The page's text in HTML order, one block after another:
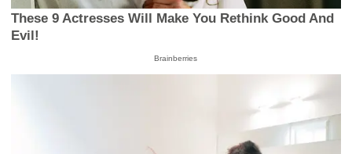
These 9 Actresses Will Make You Rethink Good And
Evil!
Brainberries